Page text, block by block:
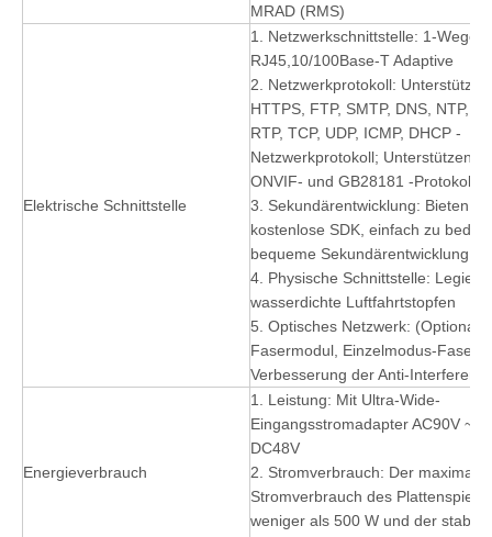
MRAD (RMS)
Elektrische Schnittstelle
1. Netzwerkschnittstelle: 1-Wege
RJ45,10/100Base-T Adaptive
2. Netzwerkprotokoll:
HTTPS, FTP, SMTP, DNS, NTP,
RTP, TCP, UDP, ICMP, DHCP -
Netzwerkprotokoll; Unterstützen
ONVIF- und GB28181 -Protokoll
3. Sekundärentwicklung: Bieten
kostenlose SDK, einfach zu
bequeme Sekundärentwicklung
4. Physische Schnittstelle:
wasserdichte Luftfahrtstopfen
5. Optisches Netzwerk: (Optional
Fasermodul, Einzelmodus-
Verbesserung der Anti-Interferenz)
Energieverbrauch
1. Leistung: Mit Ultra-Wide-
Eingangsstromadapter AC90V ~
DC48V
2. Stromverbrauch: Der maximale
Stromverbrauch des
weniger als 500 W und der stabile